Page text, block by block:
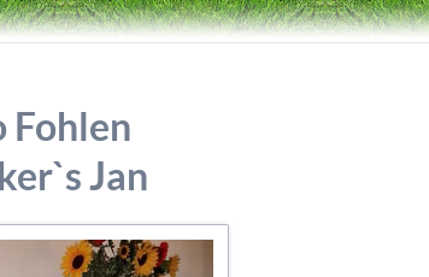
backen 2019
der Bagno Fohlen
2019
backen 2020
2022
Fohlen
Jan